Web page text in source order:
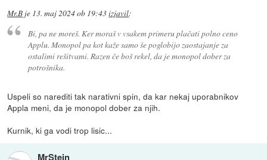
Mr.B je 13. maj 2024 ob 19:43izjavil:
Bi, pa ne moreš. Ker moraš v vsakem primeru plačati polno ceno
Applu. Monopol pa kot kaže samo še poglobijo zaostajanje za
ostalimi rešitvami. Razen če boš rekel, da je monopol dober za
potrošnika.
Uspeli so narediti tak narativni spin, da kar nekaj uporabnikov
Appla meni, da je monopol dober za njih.
Kurnik, ki ga vodi trop lisic...
MrStein